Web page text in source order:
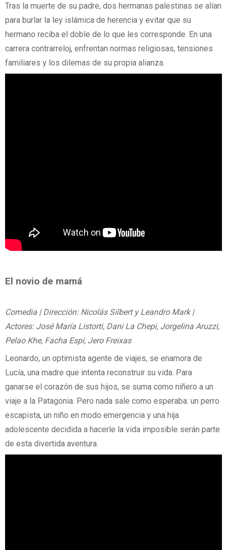
Tras la muerte de su padre, dos hermanas palestinas se alían
para burlar la ley islámica de herencia y evitar que su
hermano reciba el doble de lo que les corresponde. En una
carrera contrarreloj, enfrentan normas religiosas, tensiones
familiares y los dilemas de su propia alianza.
El novio de mamá
Comedia | Dirección: Nicolás Silbert y Leandro Mark |
Actores: José María Listorti, Dani La Chepi, Jorgelina Aruzzi,
Pelao Khe, Facha Espi, Jero Freixas
Leonardo, un optimista agente de viajes, se enamora de
Lucía, una madre que intenta reconstruir su vida. Para
ganarse el corazón de sus hijos, se suma como niñero a un
viaje a la Patagonia. Pero nada sale como esperaba: un perro
escapista, un niño en modo emergencia y una hija
adolescente decidida a hacerle la vida imposible serán parte
de esta divertida aventura.